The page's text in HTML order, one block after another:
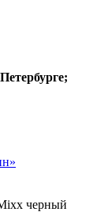
черный